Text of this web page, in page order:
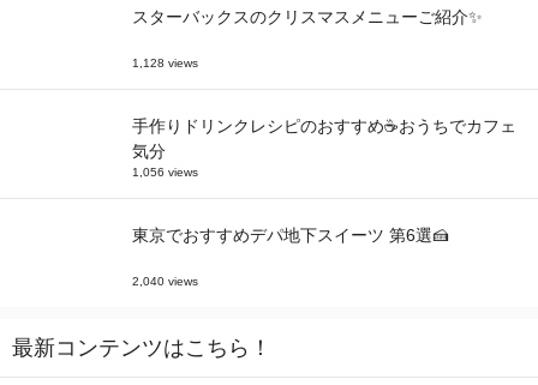
スターバックスのクリスマスメニューご紹介✨
1,128 views
手作りドリンクレシピのおすすめ☕おうちでカフェ
気分
1,056 views
東京でおすすめデパ地下スイーツ 第6選🍰
2,040 views
最新コンテンツはこちら！